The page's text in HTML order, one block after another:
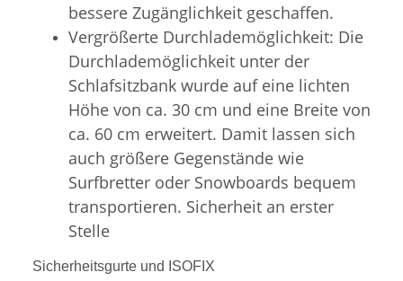
bessere Zugänglichkeit geschaffen.
Vergrößerte Durchlademöglichkeit: Die
Durchlademöglichkeit unter der
Schlafsitzbank wurde auf eine lichten
Höhe von ca. 30 cm und eine Breite von
ca. 60 cm erweitert. Damit lassen sich
auch größere Gegenstände wie
Surfbretter oder Snowboards bequem
transportieren. Sicherheit an erster
Stelle
Sicherheitsgurte und ISOFIX